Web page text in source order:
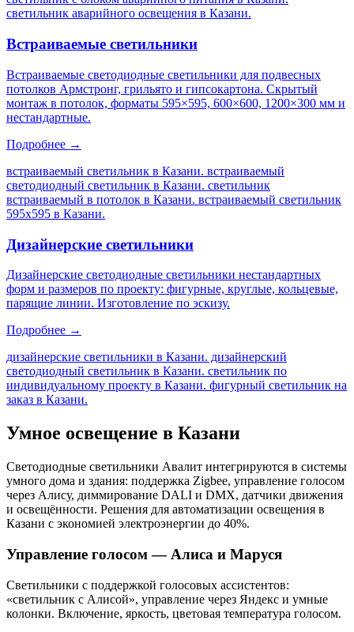
светильник аварийного освещения в Казани.
Встраиваемые светильники
Встраиваемые светодиодные светильники для подвесных
потолков Армстронг, грильято и гипсокартона. Скрытый
монтаж в потолок, форматы 595×595, 600×600, 1200×300 мм и
нестандартные.
Подробнее →
встраиваемый светильник в Казани. встраиваемый
светодиодный светильник в Казани. светильник
встраиваемый в потолок в Казани. встраиваемый светильник
595х595 в Казани.
Дизайнерские светильники
Дизайнерские светодиодные светильники нестандартных
форм и размеров по проекту: фигурные, круглые, кольцевые,
парящие линии. Изготовление по эскизу.
Подробнее →
дизайнерские светильники в Казани. дизайнерский
светодиодный светильник в Казани. светильник по
индивидуальному проекту в Казани. фигурный светильник на
заказ в Казани.
Умное освещение в Казани
Светодиодные светильники Авалит интегрируются в системы
умного дома и здания: поддержка Zigbee, управление голосом
через Алису, диммирование DALI и DMX, датчики движения
и освещённости. Решения для автоматизации освещения в
Казани с экономией электроэнергии до 40%.
Управление голосом — Алиса и Маруся
Светильники с поддержкой голосовых ассистентов:
«светильник с Алисой», управление через Яндекс и умные
колонки. Включение, яркость, цветовая температура голосом.